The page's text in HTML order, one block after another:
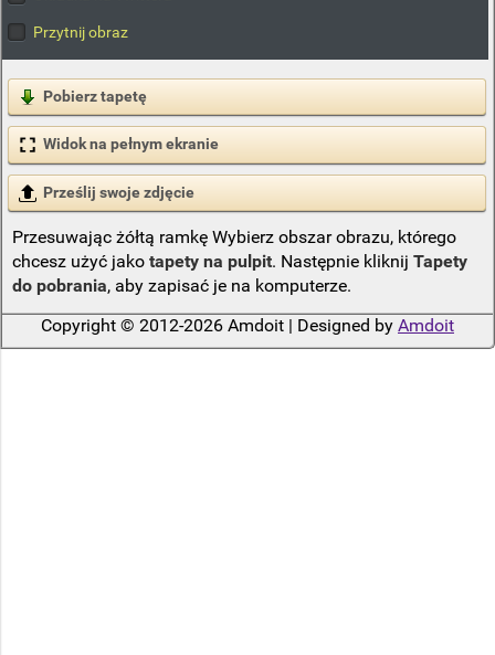
Przytnij obraz
Pobierz tapetę
Widok na pełnym ekranie
Prześlij swoje zdjęcie
Przesuwając żółtą ramkę Wybierz obszar obrazu, którego
chcesz użyć jako tapety na pulpit. Następnie kliknij Tapety
do pobrania, aby zapisać je na komputerze.
Copyright © 2012-2026 Amdoit | Designed by Amdoit